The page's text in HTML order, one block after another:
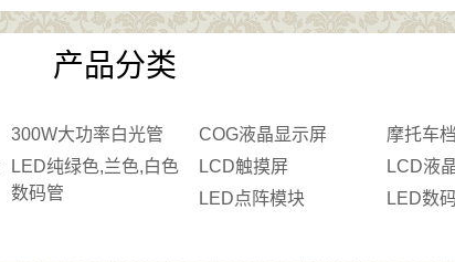
产品分类
300W大功率白光管 COG液晶显示屏
摩托车
LED纯绿色,兰色,白色
数码管
LCD触摸屏
LCD液
LED点阵模块
LED数